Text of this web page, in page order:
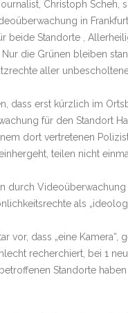
Christoph Scheh,
in Frankfurt.
beide Standorte ,
die Grünen bleiben
aller
dass erst kürzlich im
für den Standort
dort vertretenen
teilen nicht
durch
als
vor, dass „eine Kamera“,
recherchiert, bei 1
Standorte